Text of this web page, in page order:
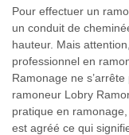
Pour effectuer un
un conduit de
hauteur. Mais
professionnel en
Ramonage ne
ramoneur Lobry
pratique en
est agréé ce qui